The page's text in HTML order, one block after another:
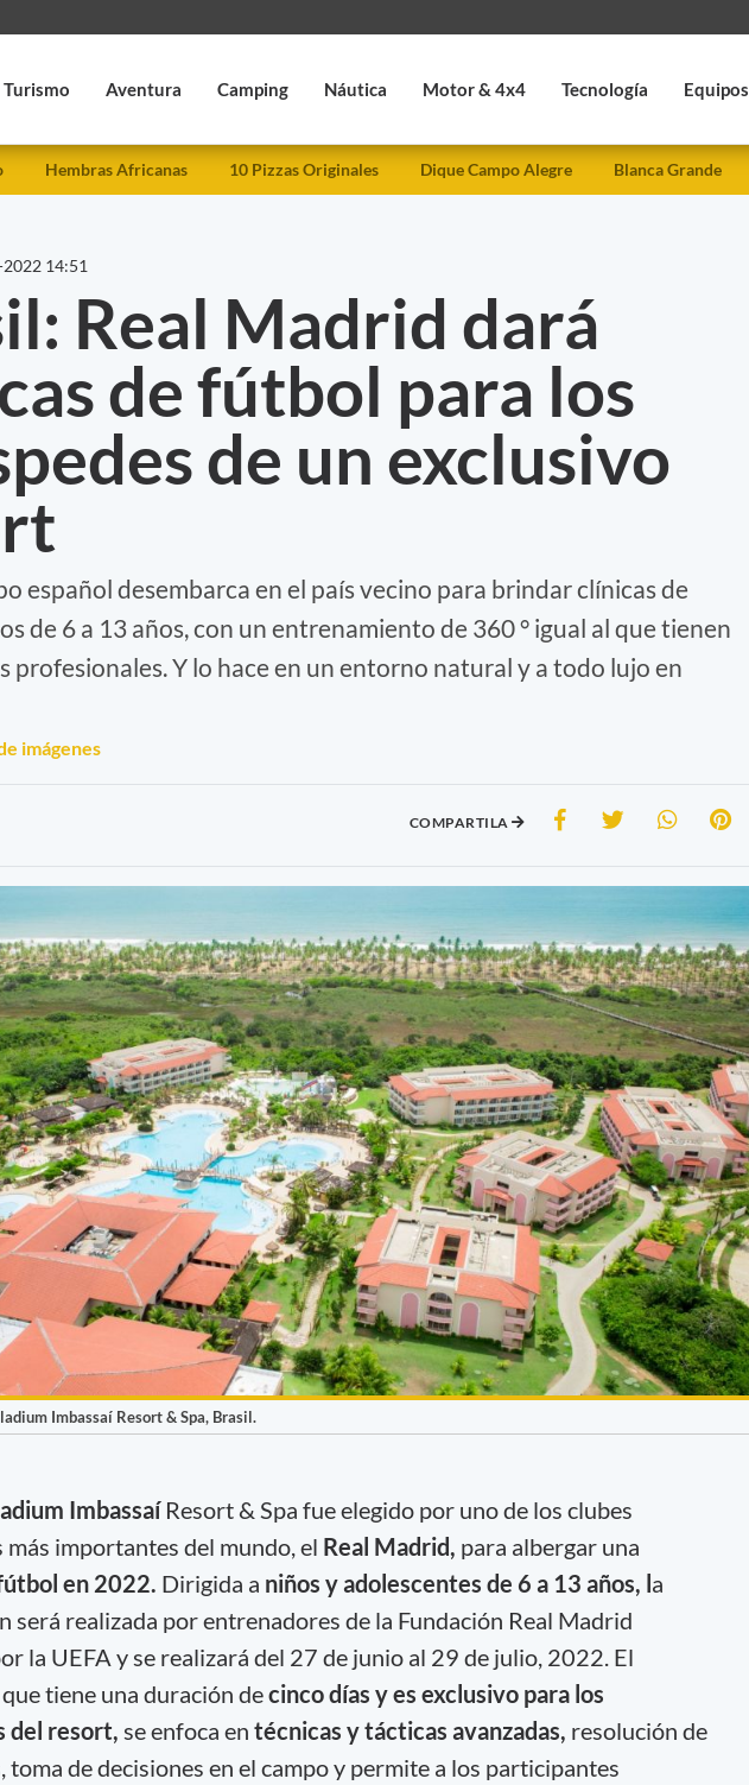
Turismo Aventura Camping Náutica Motor & 4x4 Tecnología Equipos
Hembras Africanas 10 Pizzas Originales Dique Campo Alegre Blanca Grande
14:51
Real Madrid dará
de fútbol para los
de un exclusivo
español desembarca en el país vecino para brindar clínicas de
de 6 a 13 años, con un entrenamiento de 360 ° igual al que tienen
profesionales. Y lo hace en un entorno natural y a todo lujo en
imágenes
COMPARTILA
Imbassaí Resort & Spa, Brasil.
ImbassaíResort & Spa fue elegido por uno de los clubes
importantes del mundo, el Real Madrid, para albergar una
en 2022. Dirigida a niños y adolescentes de 6 a 13 años, la
será realizada por entrenadores de la Fundación Real Madrid
la UEFA y se realizará del 27 de junio al 29 de julio, 2022. El
tiene una duración decinco días y es exclusivo para los
del resort, se enfoca en técnicas y tácticas avanzadas, resolución de
toma de decisiones en el campo y permite a los participantes